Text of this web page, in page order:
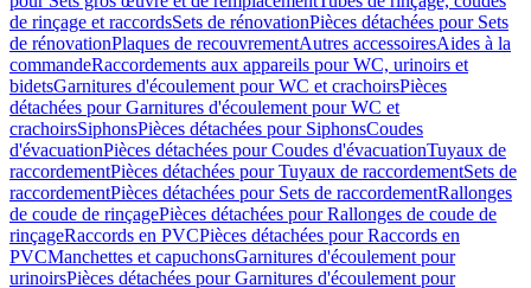
de rinçage et raccordsSets de rénovationPièces détachées pour Sets
de rénovationPlaques de recouvrementAutres accessoiresAides à la
commandeRaccordements aux appareils pour WC, urinoirs et
bidetsGarnitures d'écoulement pour WC et crachoirsPièces
détachées pour Garnitures d'écoulement pour WC et
crachoirsSiphonsPièces détachées pour SiphonsCoudes
d'évacuationPièces détachées pour Coudes d'évacuationTuyaux de
raccordementPièces détachées pour Tuyaux de raccordementSets de
raccordementPièces détachées pour Sets de raccordementRallonges
de coude de rinçagePièces détachées pour Rallonges de coude de
rinçageRaccords en PVCPièces détachées pour Raccords en
PVCManchettes et capuchonsGarnitures d'écoulement pour
urinoirsPièces détachées pour Garnitures d'écoulement pour